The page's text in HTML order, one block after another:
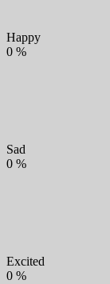
Happy
0 %
Sad
0 %
Excited
0 %